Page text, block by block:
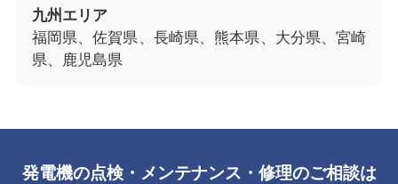
九州エリア
福岡県、佐賀県、長崎県、熊本県、大分県、宮崎
県、鹿児島県
発電機の点検・メンテナンス・修理のご相談は